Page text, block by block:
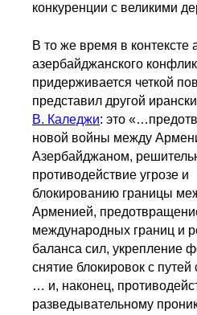
конкуренции с великими
В то же время в контексте
азербайджанского
придерживается четкой
представил другой
В. Каледжи: это
новой войны между
Азербайджаном,
противодействие угрозе и
блокированию границы
Арменией,
международных границ и
баланса сил, укрепление
снятие блокировок с
… и, наконец,
разведывательному